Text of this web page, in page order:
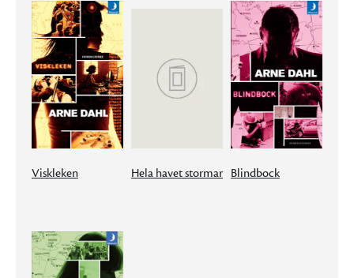
Viskleken Hela havet stormar Blindbock